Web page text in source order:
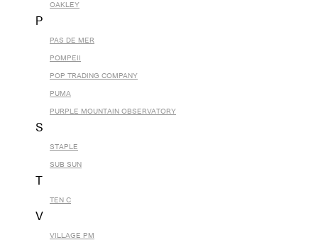
OAKLEY
P
PAS DE MER
POMPEII
POP TRADING COMPANY
PUMA
PURPLE MOUNTAIN OBSERVATORY
S
STAPLE
SUB SUN
TEN C
V
VILLAGE PM